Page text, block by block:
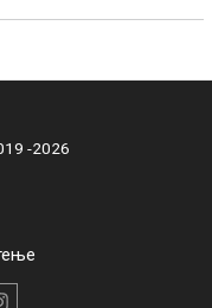
-2026